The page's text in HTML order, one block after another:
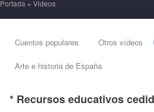
Portada » Videos
Cuentos populares Otros vídeos
Arte e historia de España
* Recursos educativos